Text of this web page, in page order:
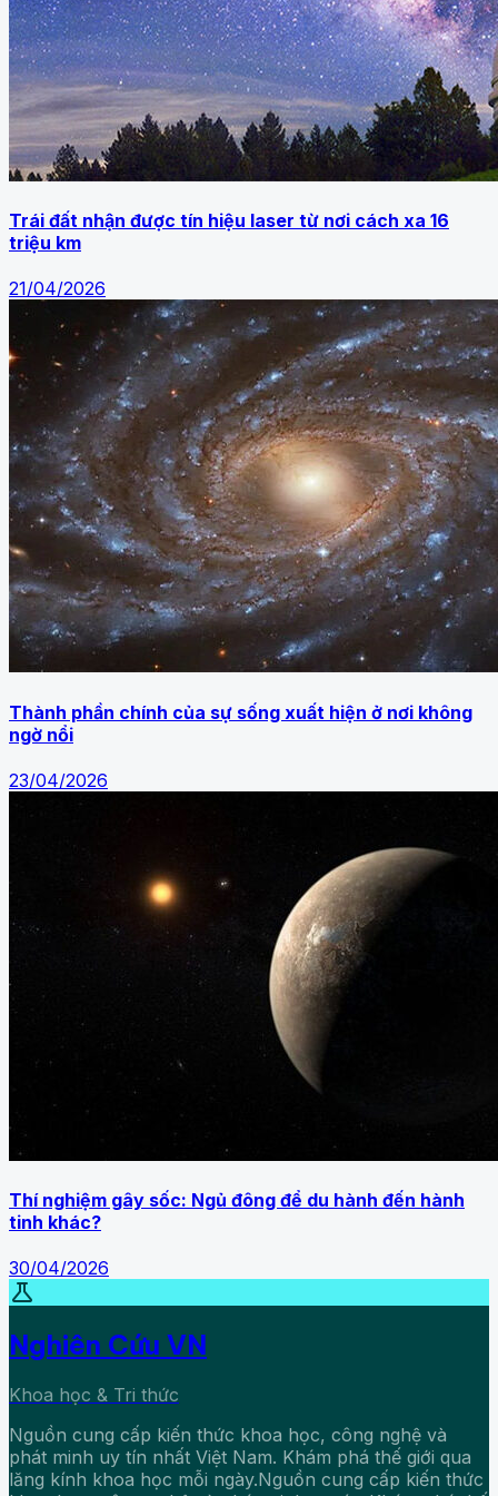
Trái đất nhận được tín hiệu laser từ nơi cách xa 16
triệu km
21/04/2026
Thành phần chính của sự sống xuất hiện ở nơi không
ngờ nổi
23/04/2026
Thí nghiệm gây sốc: Ngủ đông để du hành đến hành
tinh khác?
30/04/2026
science
Nghiên Cứu VN
Khoa học & Tri thức
Nguồn cung cấp kiến thức khoa học, công nghệ và
phát minh uy tín nhất Việt Nam. Khám phá thế giới qua
lăng kính khoa học mỗi ngày.Nguồn cung cấp kiến thức